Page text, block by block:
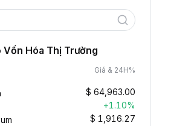
Vốn Hóa Thị Trường
Giá & 24H%
$ 64,963.00
+1.10%
$ 1,916.27